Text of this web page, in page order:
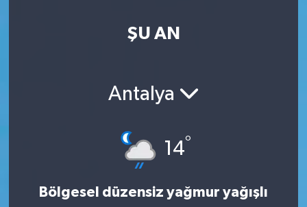
ŞU AN
Antalya
14°
Bölgesel düzensiz yağmur yağışlı